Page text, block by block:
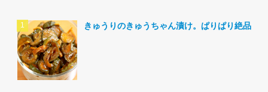
きゅうりのきゅうちゃん漬け。ぱりぱり絶品。